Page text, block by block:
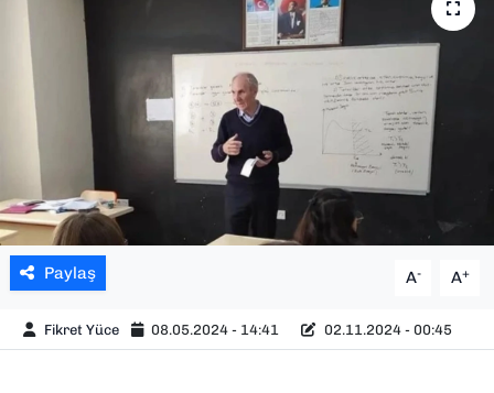
Paylaş A- A+
Fikret Yüce 08.05.2024 - 14:41 02.11.2024 - 00:45
SPOR
TEKNOLOJİ
YAŞAM
YEREL YÖNETİMLER